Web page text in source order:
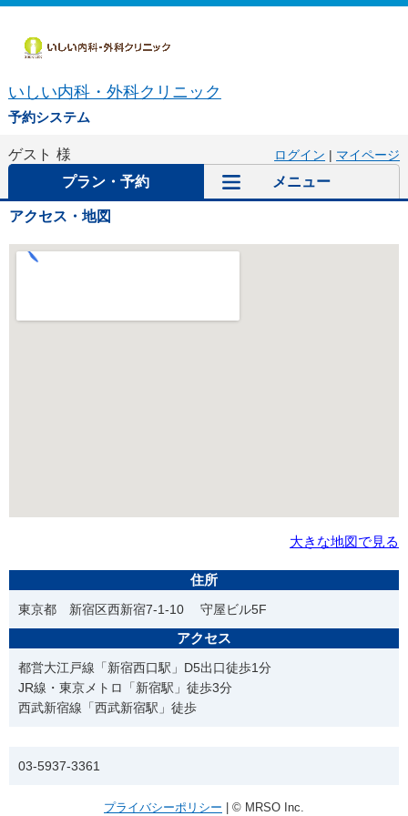
いしい内科・外科クリニック
予約システム
ゲスト 様 ログイン | マイページ
プラン・予約 メニュー
アクセス・地図
大きな地図で見る
住所
東京都 新宿区西新宿7-1-10 守屋ビル5F
アクセス
都営大江戸線「新宿西口駅」D5出口徒歩1分
JR線・東京メトロ「新宿駅」徒歩3分
西武新宿線「西武新宿駅」徒歩
03-5937-3361
プライバシーポリシー | © MRSO Inc.